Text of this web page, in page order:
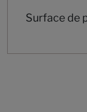
Surface de